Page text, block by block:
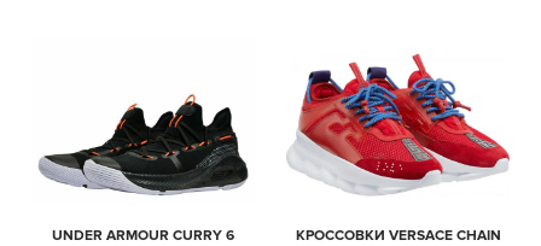
UNDER ARMOUR CURRY 6
КРОССОВКИ VERSACE CHAIN